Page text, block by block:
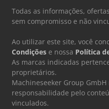
Todas as informações,
sem compromisso e não
Ao utilizar este site, você
Condições e nossa Política
As marcas indicadas
proprietários.
Machineseeker Group
responsabilidade pelo
vinculados.